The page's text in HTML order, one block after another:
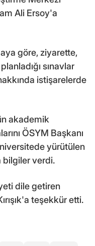
Ali Ersoy'a
göre, ziyarette,
sınavlar
istişarelerde
akademik
ÖSYM Başkanı
yürütülen
bilgiler verdi.
dile getiren
teşekkür etti.